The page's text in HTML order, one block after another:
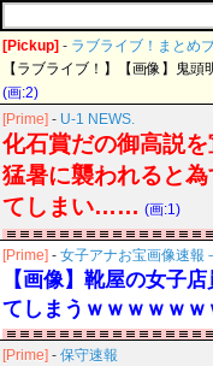
[Pickup] - ラブライブ！まとめ
【ラブライブ！】【画像】鬼
(画:2)
[Prime] - U-1 NEWS.
化石賞だの御高説
猛暑に襲われると
てしまい…… (画:1)
[Prime] - 女子アナお宝画像速報
【画像】靴屋の女子
てしまうｗｗｗｗｗｗ
[Prime] - 保守速報